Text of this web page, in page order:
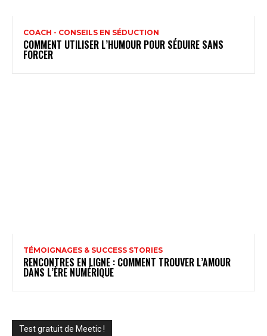
COACH - CONSEILS EN SÉDUCTION
COMMENT UTILISER L’HUMOUR POUR SÉDUIRE SANS
FORCER
TÉMOIGNAGES & SUCCESS STORIES
RENCONTRES EN LIGNE : COMMENT TROUVER L’AMOUR
DANS L’ÈRE NUMÉRIQUE
Test gratuit de Meetic !